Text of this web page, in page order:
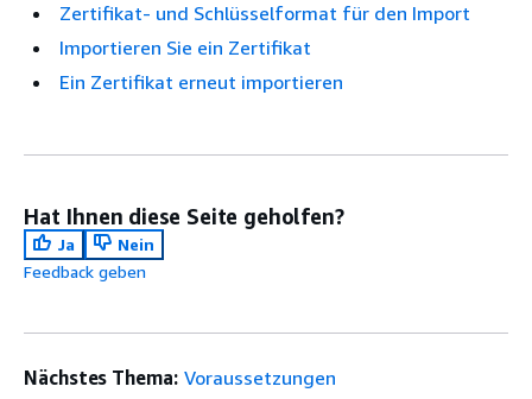
Zertifikat- und Schlüsselformat für den Import
Importieren Sie ein Zertifikat
Ein Zertifikat erneut importieren
Hat Ihnen diese Seite geholfen?
Ja
Nein
Feedback geben
Nächstes Thema: Voraussetzungen